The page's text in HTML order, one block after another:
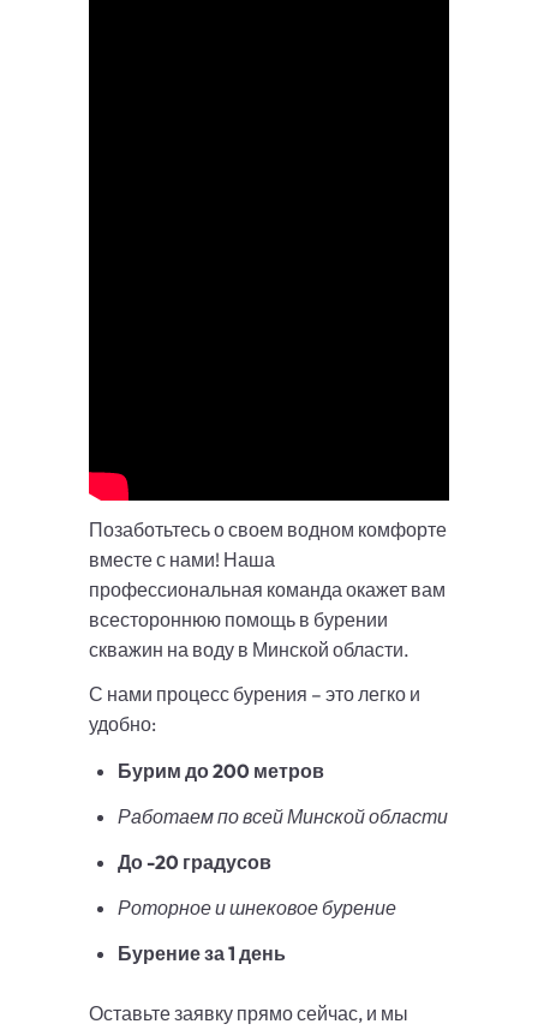
Позаботьтесь о своем водном комфорте
вместе с нами! Наша
профессиональная команда окажет вам
всестороннюю помощь в бурении
скважин на воду в Минской области.
С нами процесс бурения – это легко и
удобно:
Бурим до 200 метров
Работаем по всей Минской области
До -20 градусов
Роторное и шнековое бурение
Бурение за 1 день
Оставьте заявку прямо сейчас, и мы